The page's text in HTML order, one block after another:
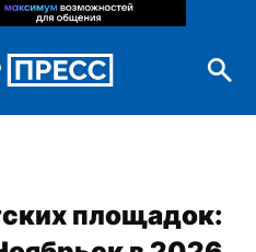
площадок: